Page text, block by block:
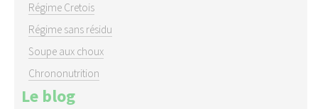
Régime Cretois
Régime sans résidu
Soupe aux choux
Chrononutrition
Le blog